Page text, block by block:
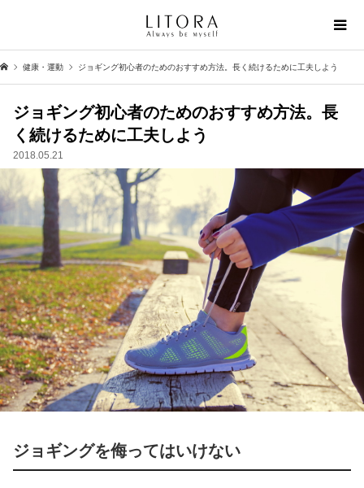
健康・運動 ジョギング初心者のためのおすすめ方法。長く続けるために工夫しよう
ジョギング初心者のためのおすすめ方法。長
く続けるために工夫しよう
2018.05.21
ジョギングを侮ってはいけない